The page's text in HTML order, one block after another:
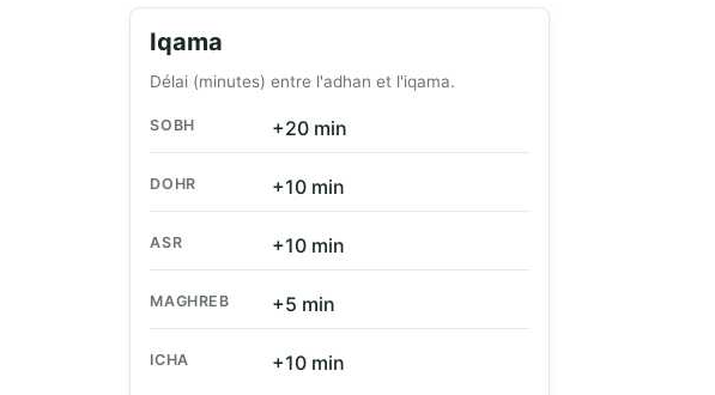
Iqama
Délai (minutes) entre l'adhan et l'iqama.
SOBH +20 min
DOHR +10 min
ASR +10 min
MAGHREB +5 min
ICHA +10 min